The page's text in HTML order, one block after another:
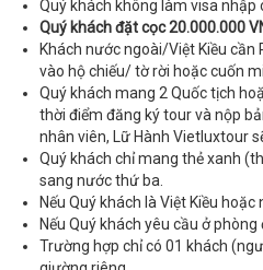
Quý khách không làm visa nhập
Quý khách đặt cọc 20.000.000
Khách nước ngoài/Việt Kiều
vào hộ chiếu/ tờ rời hoặc cuốn
Quý khách mang 2 Quốc tịch
thời điểm đăng ký tour và nộp
nhân viên, Lữ Hành Vietluxtour
Quý khách chỉ mang thẻ xanh
sang nước thứ ba.
Nếu Quý khách là Việt Kiều
Nếu Quý khách yêu cầu ở
Trường hợp chỉ có 01 khách